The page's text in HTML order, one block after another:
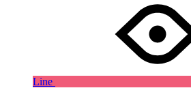
Line